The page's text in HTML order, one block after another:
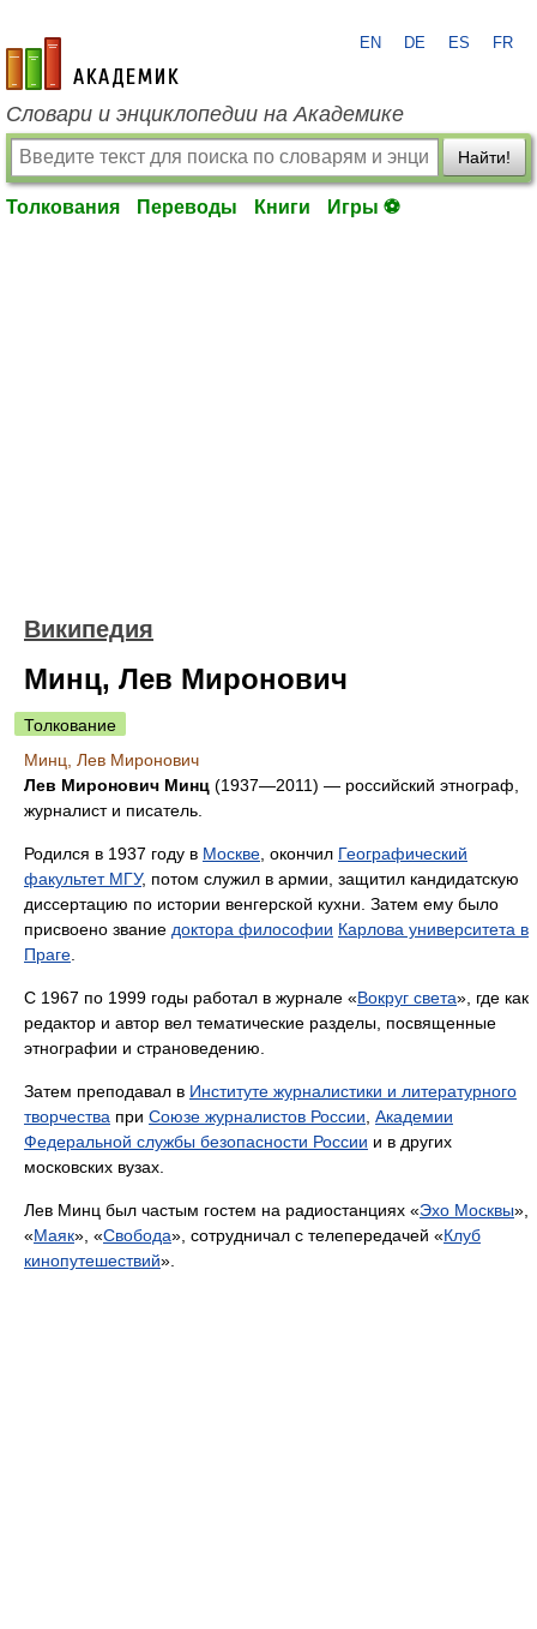
academic.ru
EN DE ES FR
Словари и энциклопедии на Академике
Найти!
Толкования Переводы Книги Игры ⚽
Википедия
Минц, Лев Миронович
Толкование
Минц, Лев Миронович
Лев Миронович Минц (1937—2011) — российский этнограф,
журналист и писатель.
Родился в 1937 году в Москве , окончил Географический
факультет МГУ, потом служил в армии, защитил кандидатскую
диссертацию по истории венгерской кухни. Затем ему было
присвоено звание доктора философии Карлова университета в
Праге
С 1967 по 1999 годы работал в журнале «Вокруг света», где как
редактор и автор вел тематические разделы, посвященные
этнографии и страноведению.
Затем преподавал в Институте журналистики и литературного
творчества при Союзе журналистов России Академии
Федеральной службы безопасности России и в других
московских вузах.
Лев Минц был частым гостем на радиостанциях «Эхо Москвы»,
«Маяк», «Свобода», сотрудничал с телепередачей «Клуб
кинопутешествий».